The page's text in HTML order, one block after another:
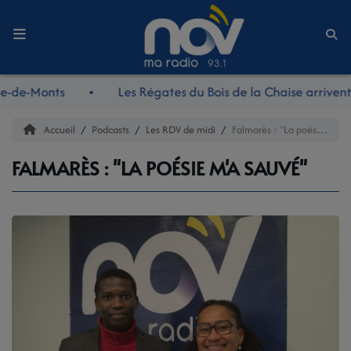
de-Monts Les Régates du Bois de la Chaise arrivent
Accueil
LE JOURNAL
LES RDV DE MIDI
LES REPORTAGES
LES NOUVEAUTÉS NOV
Accueil Podcasts Les RDV de midi Falmarès : "La poésie m'a sauvé"
FALMARÈS : "LA POÉSIE M'A SAUVÉ"